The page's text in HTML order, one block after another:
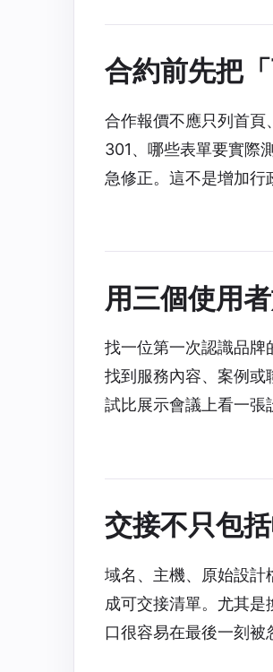
合約前先把
合作報價不應只列首頁
301、哪些表單要實際
急修正。這不是增加行
用三個使用
找一位第一次認識品牌
找到服務內容、案例或
試比展示會議上看一張
交接不只包
域名、主機、原始設計
成可交接清單。尤其
口很容易在最後一刻被